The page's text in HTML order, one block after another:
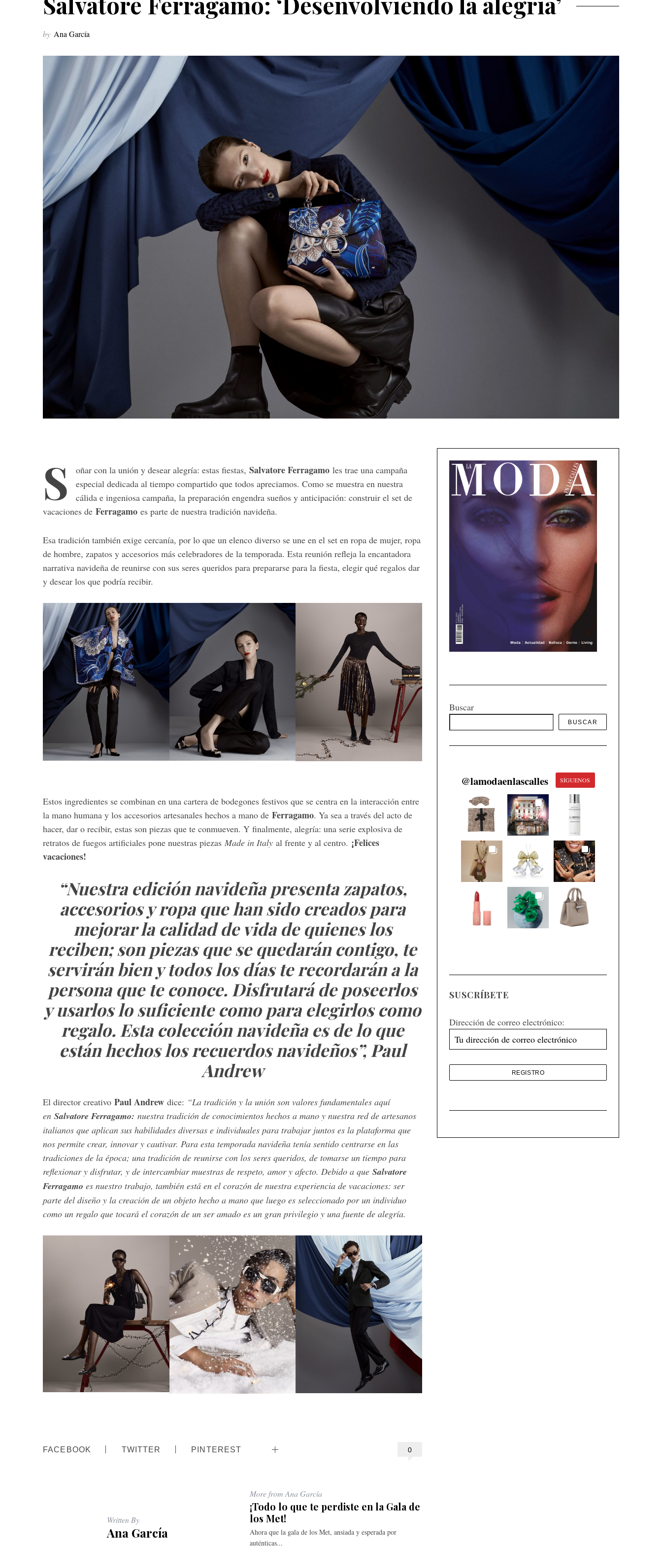
by Ana García
S oñar con la unión y desear alegría: estas fiestas, Salvatore Ferragamo les trae una campaña
especial dedicada al tiempo compartido que todos apreciamos. Como se muestra en nuestra
cálida e ingeniosa campaña, la preparación engendra sueños y anticipación: construir el set de
vacaciones de Ferragamo es parte de nuestra tradición navideña.
Esa tradición también exige cercanía, por lo que un elenco diverso se une en el set en ropa de mujer, ropa
de hombre, zapatos y accesorios más celebradores de la temporada. Esta reunión refleja la encantadora
narrativa navideña de reunirse con sus seres queridos para prepararse para la fiesta, elegir qué regalos dar
y desear los que podría recibir.
Estos ingredientes se combinan en una cartera de bodegones festivos que se centra en la interacción entre
la mano humana y los accesorios artesanales hechos a mano de Ferragamo. Ya sea a través del acto de
hacer, dar o recibir, estas son piezas que te conmueven. Y finalmente, alegría: una serie explosiva de
retratos de fuegos artificiales pone nuestras piezas Made in Italy al frente y al centro. ¡Felices
vacaciones!
“Nuestra edición navideña presenta zapatos,
accesorios y ropa que han sido creados para
mejorar la calidad de vida de quienes los
reciben; son piezas que se quedarán contigo, te
servirán bien y todos los días te recordarán a la
persona que te conoce. Disfrutará de poseerlos
y usarlos lo suficiente como para elegirlos como
regalo. Esta colección navideña es de lo que
están hechos los recuerdos navideños”, Paul
Andrew
El director creativo Paul Andrew dice: “La tradición y la unión son valores fundamentales aquí
en Salvatore Ferragamo: nuestra tradición de conocimientos hechos a mano y nuestra red de artesanos
italianos que aplican sus habilidades diversas e individuales para trabajar juntos es la plataforma que
nos permite crear, innovar y cautivar. Para esta temporada navideña tenía sentido centrarse en las
tradiciones de la época; una tradición de reunirse con los seres queridos, de tomarse un tiempo para
reflexionar y disfrutar, y de intercambiar muestras de respeto, amor y afecto. Debido a que Salvatore
Ferragamo es nuestro trabajo, también está en el corazón de nuestra experiencia de vacaciones: ser
parte del diseño y la creación de un objeto hecho a mano que luego es seleccionado por un individuo
como un regalo que tocará el corazón de un ser amado es un gran privilegio y una fuente de alegría.
0
FACEBOOK TWITTER PINTEREST
Written By
Ana García
More from Ana García
¡Todo lo que te perdiste en la Gala de
los Met!
Ahora que la gala de los Met, ansiada y esperada por
auténticas...
Buscar
BUSCAR
@lamodaenlascalles SÍGUENOS
SUSCRÍBETE
Dirección de correo electrónico:
a
r
c
r